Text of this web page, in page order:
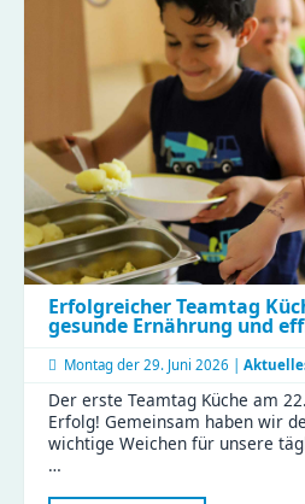
Esche
Erfolgreicher Teamtag
gesunde Ernährung und
Montag der 29. Juni 2026 |
Der erste Teamtag Küche am
Erfolg! Gemeinsam haben wir
wichtige Weichen für unsere
…